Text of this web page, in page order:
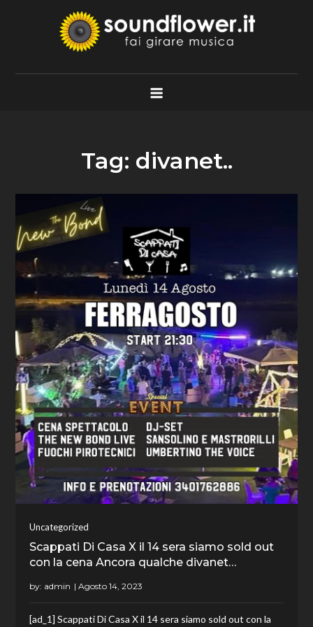
Soundflower.it
Fai Girare Musica
Tag: divanet..
Uncategorized
Scappati Di Casa X il 14 sera siamo sold out
con la cena Ancora qualche divanet…
by: admin
[ad_1] Scappati Di Casa X il 14 sera siamo sold out con la